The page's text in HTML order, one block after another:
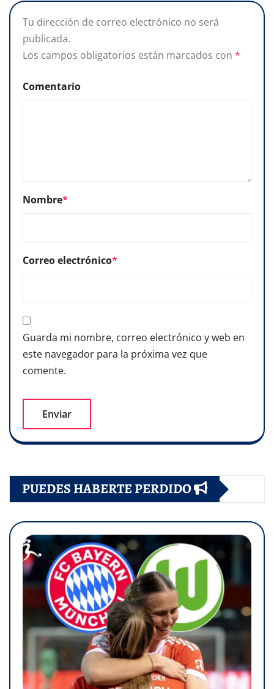
Tu dirección de correo electrónico no será
publicada.
Los campos obligatorios están marcados con *
Comentario
Nombre*
Correo electrónico*
Guarda mi nombre, correo electrónico y web en
este navegador para la próxima vez que
comente.
PUEDES HABERTE PERDIDO